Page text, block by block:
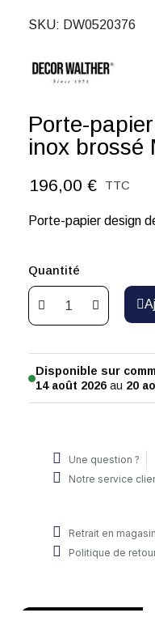
SKU DW0520376
Porte-
inox brossé
196,00 € TTC
Quantité
Disponible sur
14 août 2026 au 20
Une question ?
Notre service
Retrait en magasin
Politique de